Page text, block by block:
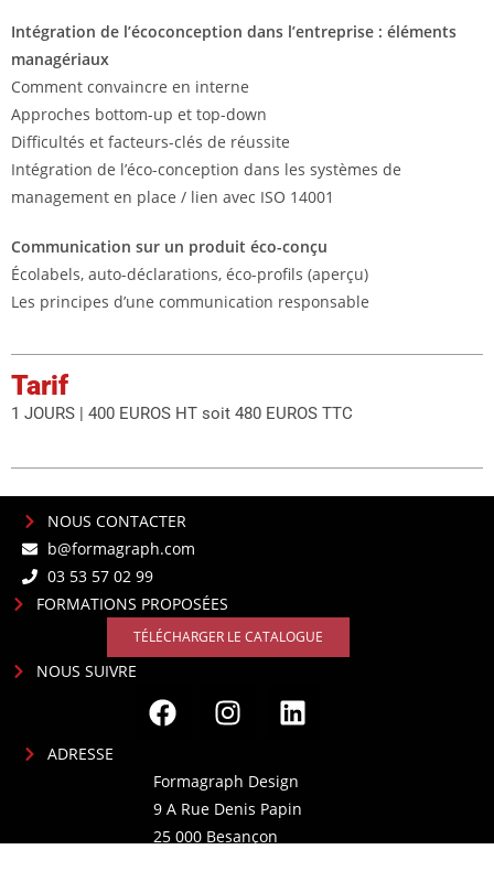
Intégration de l’écoconception dans l’entreprise : éléments
managériaux
Comment convaincre en interne
Approches bottom-up et top-down
Difficultés et facteurs-clés de réussite
Intégration de l’éco-conception dans les systèmes de
management en place / lien avec ISO 14001
Communication sur un produit éco-conçu
Écolabels, auto-déclarations, éco-profils (aperçu)
Les principes d’une communication responsable
Tarif
1 JOURS | 400 EUROS HT soit 480 EUROS TTC
NOUS CONTACTER
b@formagraph.com
03 53 57 02 99
FORMATIONS PROPOSÉES
TÉLÉCHARGER LE CATALOGUE
NOUS SUIVRE
ADRESSE
Formagraph Design
9 A Rue Denis Papin
25 000 Besançon